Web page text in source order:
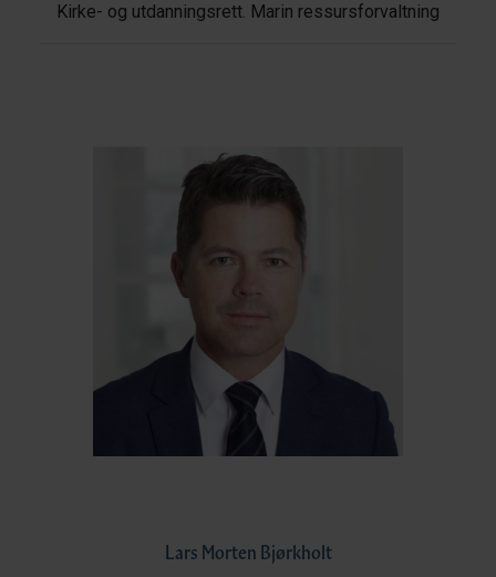
Kirke- og utdanningsrett. Marin ressursforvaltning
Lars Morten Bjørkholt